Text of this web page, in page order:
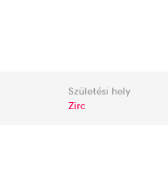
Születési hely
Zirc